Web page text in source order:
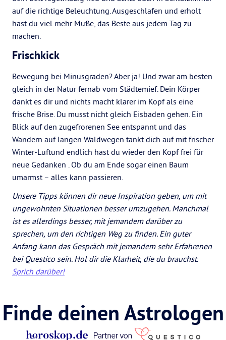
auf die richtige Beleuchtung. Ausgeschlafen und erholt
hast du viel mehr Muße, das Beste aus jedem Tag zu
machen.
Frischkick
Bewegung bei Minusgraden? Aber ja! Und zwar am besten
gleich in der Natur fernab vom Städtemief. Dein Körper
dankt es dir und nichts macht klarer im Kopf als eine
frische Brise. Du musst nicht gleich Eisbaden gehen. Ein
Blick auf den zugefrorenen See entspannt und das
Wandern auf langen Waldwegen tankt dich auf mit frischer
Winter-Luftund endlich hast du wieder den Kopf frei für
neue Gedanken . Ob du am Ende sogar einen Baum
umarmst – alles kann passieren.
Unsere Tipps können dir neue Inspiration geben, um mit
ungewohnten Situationen besser umzugehen. Manchmal
ist es allerdings besser, mit jemandem darüber zu
sprechen, um den richtigen Weg zu finden. Ein guter
Anfang kann das Gespräch mit jemandem sehr Erfahrenen
bei Questico sein. Hol dir die Klarheit, die du brauchst.
Sprich darüber!
Finde deinen Astrologen